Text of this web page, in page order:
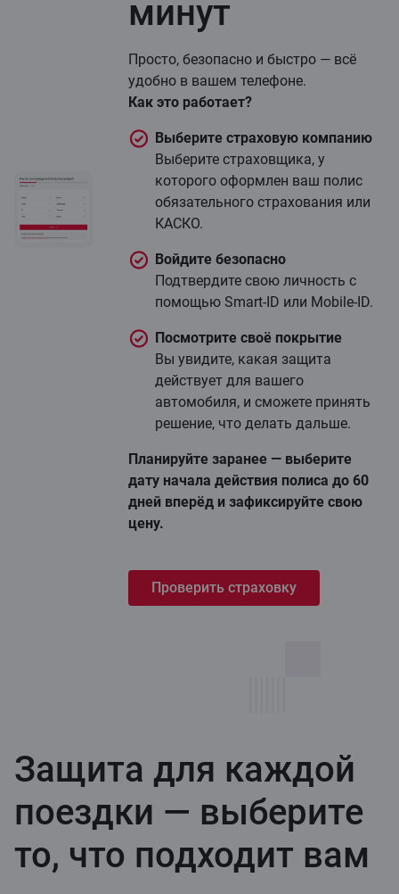
минут
Просто, безопасно и быстро — всё
удобно в вашем телефоне.
Как это работает?
Выберите страховую компанию
Выберите страховщика, у
которого оформлен ваш полис
обязательного страхования или
КАСКО.
Войдите безопасно
Подтвердите свою личность с
помощью Smart‑ID или Mobile‑ID.
Посмотрите своё покрытие
Вы увидите, какая защита
действует для вашего
автомобиля, и сможете принять
решение, что делать дальше.
Планируйте заранее — выберите
дату начала действия полиса до 60
дней вперёд и зафиксируйте свою
цену.
Проверить страховку
Защита для каждой
поездки — выберите
то, что подходит вам